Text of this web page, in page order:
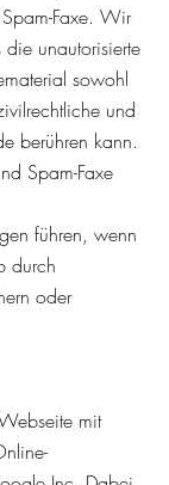
Faxe. Wir
unautorisierte
sowohl
und
berühren kann.
Spam-Faxe
führen, wenn
durch
oder
mit